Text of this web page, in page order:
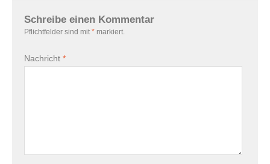
Schreibe einen Kommentar
Pflichtfelder sind mit * markiert.
Nachricht *